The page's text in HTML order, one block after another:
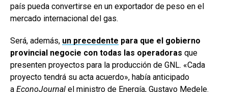
país pueda convertirse en un exportador de peso en el
mercado internacional del gas.
Será, además, un precedente para que el gobierno
provincial negocie con todas las operadoras que
presenten proyectos para la producción de GNL. «Cada
proyecto tendrá su acta acuerdo», había anticipado
a EconoJournal el ministro de Energía, Gustavo Medele.